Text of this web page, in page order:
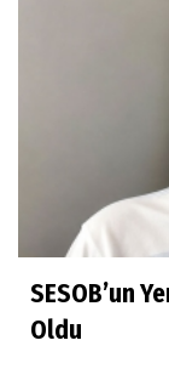
SESOB’un
Oldu